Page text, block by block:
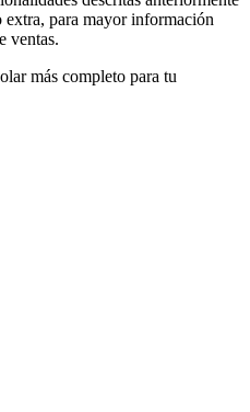
extra, para mayor información
ventas.
más completo para tu